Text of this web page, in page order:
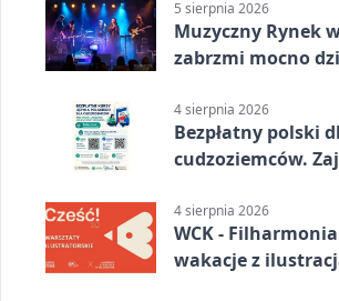
5 sierpnia 2026
Muzyczny Rynek
zabrzmi mocno
4 sierpnia 2026
Bezpłatny polski
cudzoziemców.
4 sierpnia 2026
WCK -
wakacje z